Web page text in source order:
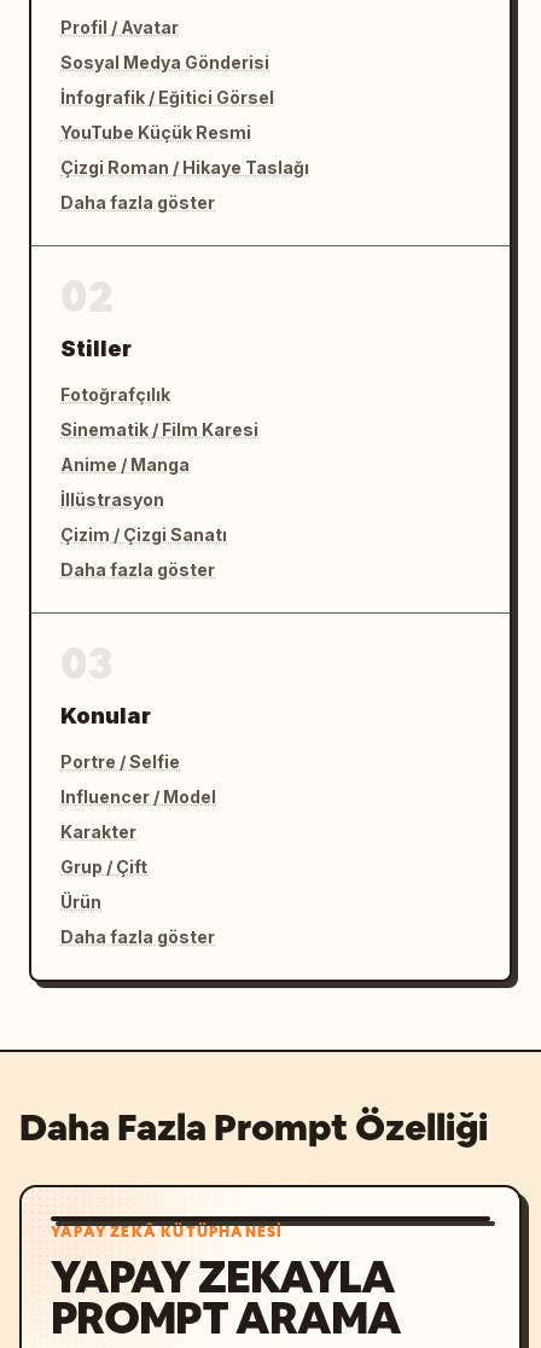
Profil / Avatar
Sosyal Medya Gönderisi
İnfografik / Eğitici Görsel
YouTube Küçük Resmi
Çizgi Roman / Hikaye Taslağı
Daha fazla göster
Stiller
Fotoğrafçılık
Sinematik / Film Karesi
Anime / Manga
İllüstrasyon
Çizim / Çizgi Sanatı
Daha fazla göster
Konular
Portre / Selfie
Influencer / Model
Karakter
Grup / Çift
Ürün
Daha fazla göster
Daha Fazla Prompt Özelliği
YAPAY ZEKÂ KÜTÜPHANESI
YAPAY ZEKAYLA
PROMPT ARAMA